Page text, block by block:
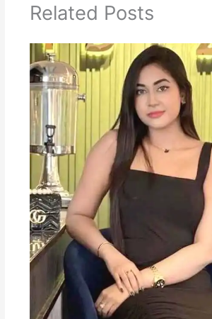
Related Posts